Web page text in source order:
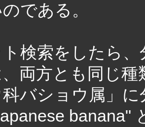
である。
検索をしたら
両方とも同じ
科バショウ属」
banana"